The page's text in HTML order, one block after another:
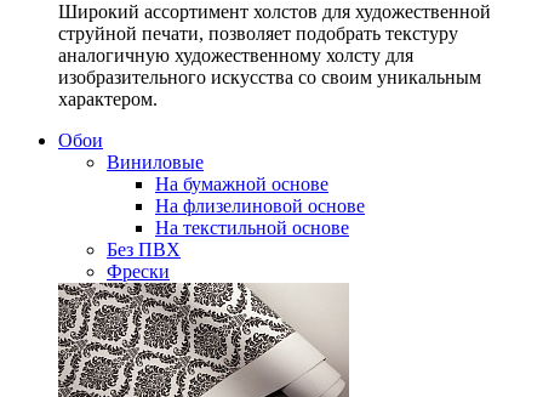
Широкий ассортимент холстов для художественной
струйной печати, позволяет подобрать текстуру
аналогичную художественному холсту для
изобразительного искусства со своим уникальным
характером.
Обои
Виниловые
На бумажной основе
На флизелиновой основе
На текстильной основе
Без ПВХ
Фрески